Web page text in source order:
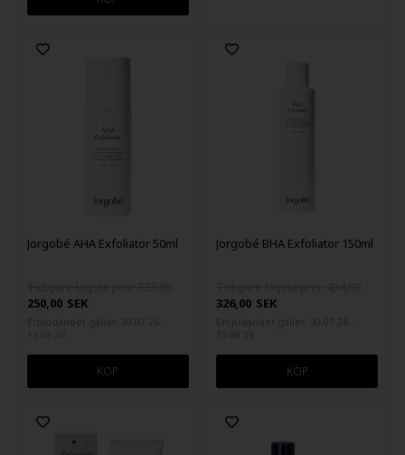
Jorgobé AHA Exfoliator 50ml
250,00 SEK
Jorgobé BHA Exfoliator 150ml
326,00 SEK